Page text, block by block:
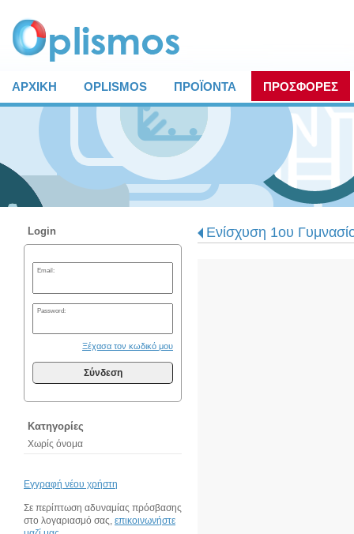
ΑΡΧΙΚΗ OPLISMOS ΠΡΟΪΟΝΤΑ ΠΡΟΣΦΟΡΕΣ
Login
Email:
Password:
Ξέχασα τον κωδικό μου
Σύνδεση
Κατηγορίες
Χωρίς όνομα
Εγγραφή νέου χρήστη
Σε περίπτωση αδυναμίας πρόσβασης
στο λογαριασμό σας, επικοινωνήστε
Ενίσχυση 1ου